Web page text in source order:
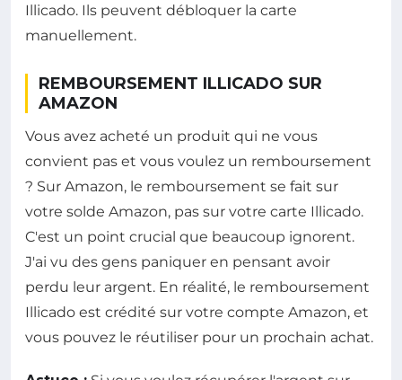
Illicado. Ils peuvent débloquer la carte
manuellement.
REMBOURSEMENT ILLICADO SUR
AMAZON
Vous avez acheté un produit qui ne vous
convient pas et vous voulez un remboursement
? Sur Amazon, le remboursement se fait sur
votre solde Amazon, pas sur votre carte Illicado.
C'est un point crucial que beaucoup ignorent.
J'ai vu des gens paniquer en pensant avoir
perdu leur argent. En réalité, le remboursement
Illicado est crédité sur votre compte Amazon, et
vous pouvez le réutiliser pour un prochain achat.